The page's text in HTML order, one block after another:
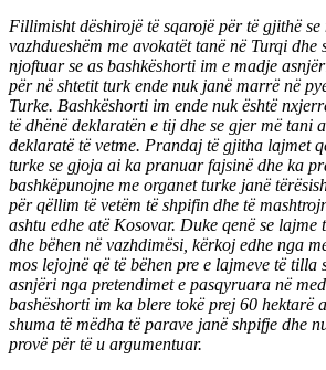
Fillimisht dëshirojë të sqarojë për të gjithë se
vazhdueshëm me avokatët tanë në Turqi dhe
njoftuar se as bashkëshorti im e madje
për në shtetit turk ende nuk janë marrë në
Turke. Bashkëshorti im ende nuk është
të dhënë deklaratën e tij dhe se gjer më tani
deklaratë të vetme. Prandaj të gjitha lajmet
turke se gjoja ai ka pranuar fajsinë dhe ka
bashkëpunojne me organet turke janë
për qëllim të vetëm të shpifin dhe të
ashtu edhe atë Kosovar. Duke qenë se
dhe bëhen në vazhdimësi, kërkoj edhe nga
mos lejojnë që të bëhen pre e lajmeve të tilla
asnjëri nga pretendimet e pasqyruara në
bashëshorti im ka blere tokë prej 60 hektarë
shuma të mëdha të parave janë shpifje dhe
provë për të u argumentuar.